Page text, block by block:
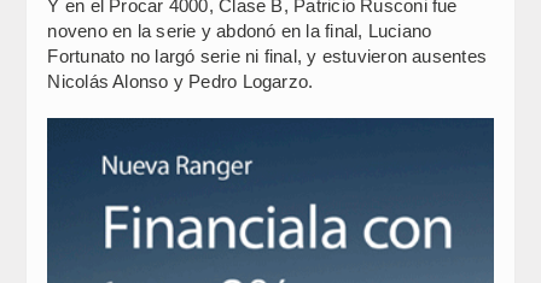
Y en el Procar 4000, Clase B, Patricio Rusconi fue
noveno en la serie y abdonó en la final, Luciano
Fortunato no largó serie ni final, y estuvieron ausentes
Nicolás Alonso y Pedro Logarzo.